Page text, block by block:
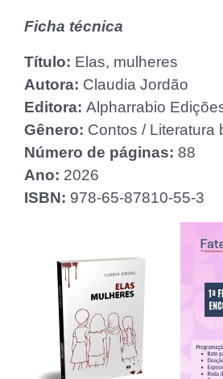
Ficha técnica
Título: Elas, mulheres
Autora: Claudia Jordão
Editora: Alpharrabio
Gênero: Contos / Literatura
Número de páginas: 88
Ano: 2026
ISBN: 978-65-87810-55-3